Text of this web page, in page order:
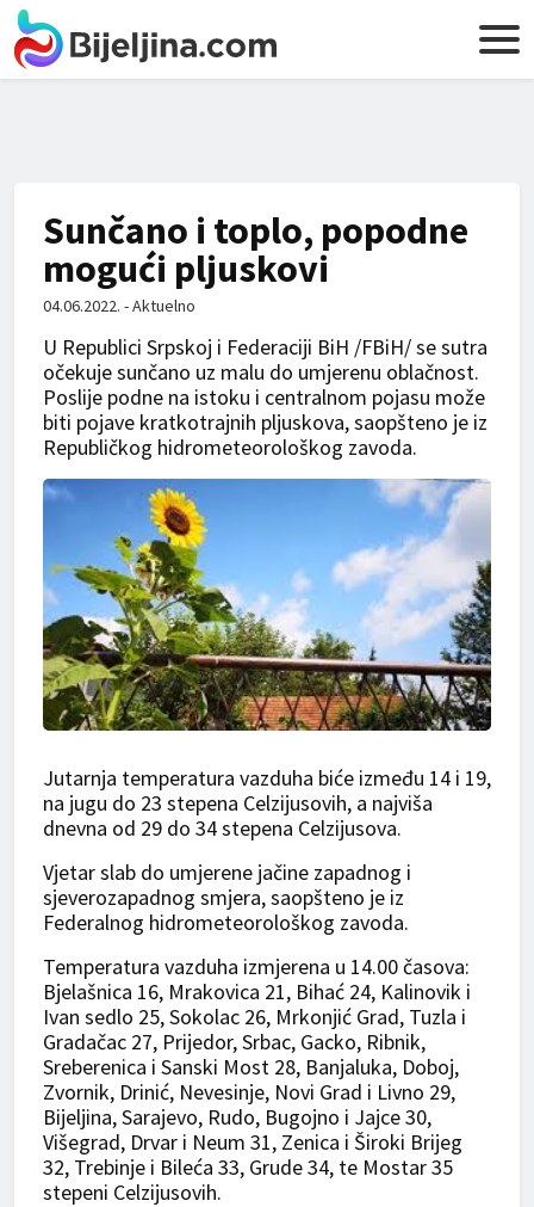
Sunčano i toplo, popodne
mogući pljuskovi
04.06.2022. - Aktuelno
U Republici Srpskoj i Federaciji BiH /FBiH/ se sutra
očekuje sunčano uz malu do umjerenu oblačnost.
Poslije podne na istoku i centralnom pojasu može
biti pojave kratkotrajnih pljuskova, saopšteno je iz
Republičkog hidrometeorološkog zavoda.
Jutarnja temperatura vazduha biće između 14 i 19,
na jugu do 23 stepena Celzijusovih, a najviša
dnevna od 29 do 34 stepena Celzijusova.
Vjetar slab do umjerene jačine zapadnog i
sjeverozapadnog smjera, saopšteno je iz
Federalnog hidrometeorološkog zavoda.
Temperatura vazduha izmjerena u 14.00 časova:
Bjelašnica 16, Mrakovica 21, Bihać 24, Kalinovik i
Ivan sedlo 25, Sokolac 26, Mrkonjić Grad, Tuzla i
Gradačac 27, Prijedor, Srbac, Gacko, Ribnik,
Sreberenica i Sanski Most 28, Banjaluka, Doboj,
Zvornik, Drinić, Nevesinje, Novi Grad i Livno 29,
Bijeljina, Sarajevo, Rudo, Bugojno i Jajce 30,
Višegrad, Drvar i Neum 31, Zenica i Široki Brijeg
32, Trebinje i Bileća 33, Grude 34, te Mostar 35
stepeni Celzijusovih.